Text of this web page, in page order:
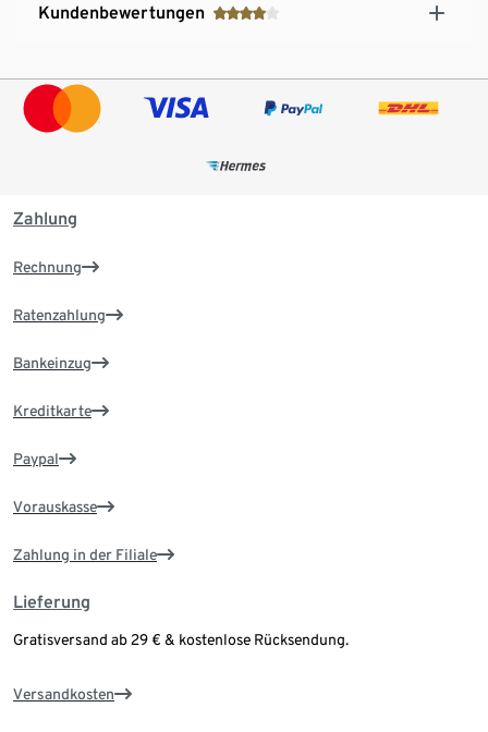
Kundenbewertungen
Zahlung
Rechnung
Ratenzahlung
Bankeinzug
Kreditkarte
Paypal
Vorauskasse
Zahlung in der Filiale
Lieferung
Gratisversand ab 29 € & kostenlose Rücksendung.
Versandkosten